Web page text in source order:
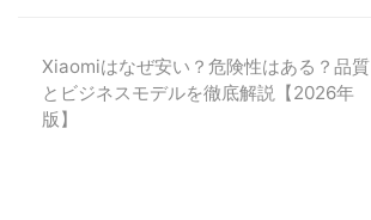
Xiaomiはなぜ安い？危険性はある？品質
とビジネスモデルを徹底解説【2026年
版】